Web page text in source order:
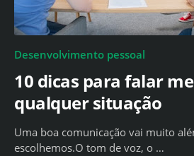
Desenvolvimento pessoal
10 dicas para falar
qualquer situação
Uma boa comunicação vai muito
escolhemos.O tom de voz, o …